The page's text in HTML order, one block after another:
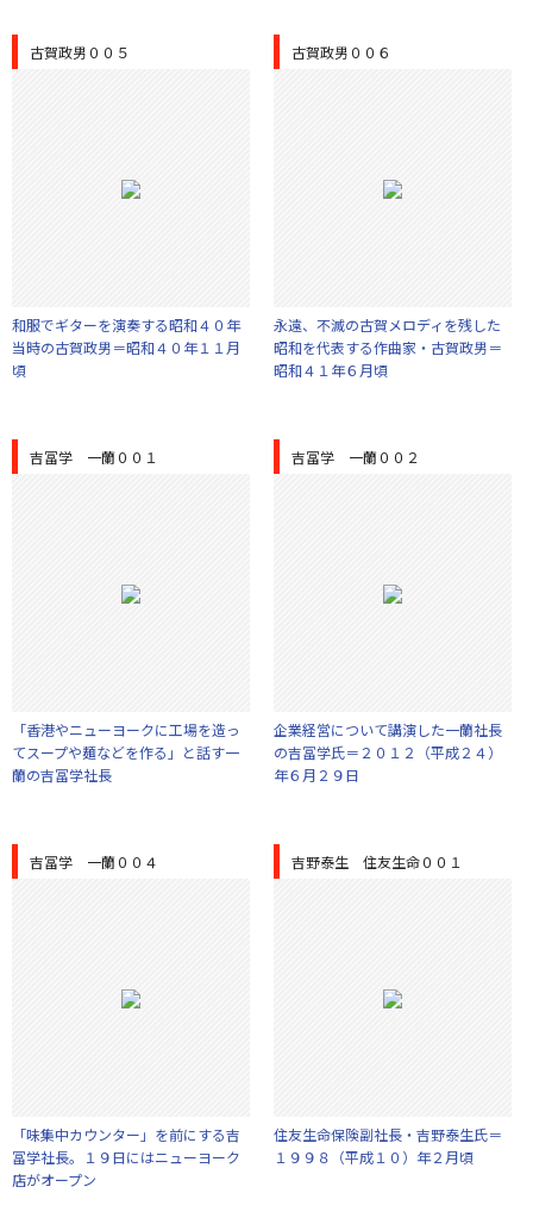
古賀政男００５
和服でギターを演奏する昭和４０年
当時の古賀政男＝昭和４０年１１月
頃
古賀政男００６
永遠、不滅の古賀メロディを残した
昭和を代表する作曲家・古賀政男＝
昭和４１年６月頃
吉冨学 一蘭００１
「香港やニューヨークに工場を造っ
てスープや麺などを作る」と話す一
蘭の吉冨学社長
吉冨学 一蘭００２
企業経営について講演した一蘭社長
の吉冨学氏＝２０１２（平成２４）
年６月２９日
吉冨学 一蘭００４
「味集中カウンター」を前にする吉
冨学社長。１９日にはニューヨーク
店がオープン
吉野泰生 住友生命００１
住友生命保険副社長・吉野泰生氏＝
１９９８（平成１０）年２月頃